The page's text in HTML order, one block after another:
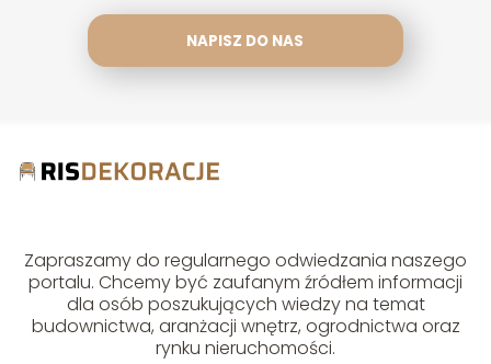
NAPISZ DO NAS
Zapraszamy do regularnego odwiedzania naszego
portalu. Chcemy być zaufanym źródłem informacji
dla osób poszukujących wiedzy na temat
budownictwa, aranżacji wnętrz, ogrodnictwa oraz
rynku nieruchomości.